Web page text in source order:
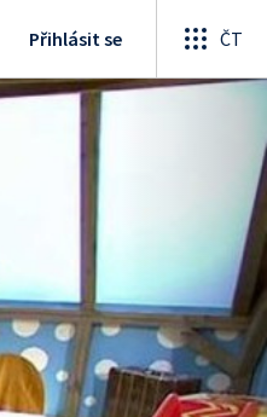
Přihlásit se ČT